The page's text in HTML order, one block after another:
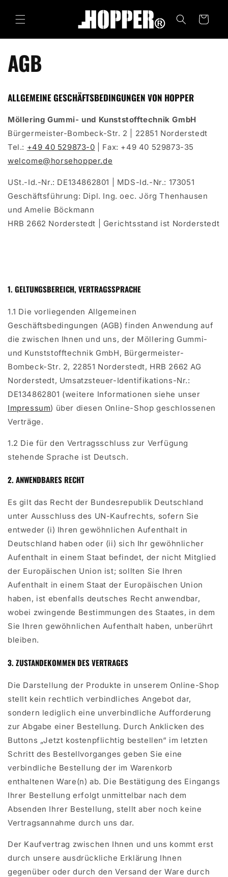
zum
Inhalt
Warenkorb
AGB
ALLGEMEINE GESCHÄFTSBEDINGUNGEN VON HOPPER
Möllering Gummi- und Kunststofftechnik GmbH
Bürgermeister-Bombeck-Str. 2 | 22851 Norderstedt
Tel.: +49 40 529873-0 | Fax: +49 40 529873-35
welcome@horsehopper.de
USt.-Id.-Nr.: DE134862801 | MDS-Id.-Nr.: 173051
Geschäftsführung: Dipl. Ing. oec. Jörg Thenhausen
und Amelie Böckmann
HRB 2662 Norderstedt | Gerichtsstand ist Norderstedt
1. GELTUNGSBEREICH, VERTRAGSSPRACHE
1.1 Die vorliegenden Allgemeinen
Geschäftsbedingungen (AGB) finden Anwendung auf
die zwischen Ihnen und uns, der Möllering Gummi-
und Kunststofftechnik GmbH, Bürgermeister-
Bombeck-Str. 2, 22851 Norderstedt, HRB 2662 AG
Norderstedt, Umsatzsteuer-Identifikations-Nr.:
DE134862801 (weitere Informationen siehe unser
Impressum) über diesen Online-Shop geschlossenen
Verträge.
1.2 Die für den Vertragsschluss zur Verfügung
stehende Sprache ist Deutsch.
2. ANWENDBARES RECHT
Es gilt das Recht der Bundesrepublik Deutschland
unter Ausschluss des UN-Kaufrechts, sofern Sie
entweder (i) Ihren gewöhnlichen Aufenthalt in
Deutschland haben oder (ii) sich Ihr gewöhnlicher
Aufenthalt in einem Staat befindet, der nicht Mitglied
der Europäischen Union ist; sollten Sie Ihren
Aufenthalt in einem Staat der Europäischen Union
haben, ist ebenfalls deutsches Recht anwendbar,
wobei zwingende Bestimmungen des Staates, in dem
Sie Ihren gewöhnlichen Aufenthalt haben, unberührt
bleiben.
3. ZUSTANDEKOMMEN DES VERTRAGES
Die Darstellung der Produkte in unserem Online-Shop
stellt kein rechtlich verbindliches Angebot dar,
sondern lediglich eine unverbindliche Aufforderung
zur Abgabe einer Bestellung. Durch Anklicken des
Buttons „Jetzt kostenpflichtig bestellen“ im letzten
Schritt des Bestellvorganges geben Sie eine
verbindliche Bestellung der im Warenkorb
enthaltenen Ware(n) ab. Die Bestätigung des Eingangs
Ihrer Bestellung erfolgt unmittelbar nach dem
Absenden Ihrer Bestellung, stellt aber noch keine
Vertragsannahme durch uns dar.
Der Kaufvertrag zwischen Ihnen und uns kommt erst
durch unsere ausdrückliche Erklärung Ihnen
gegenüber oder durch den Versand der Ware durch